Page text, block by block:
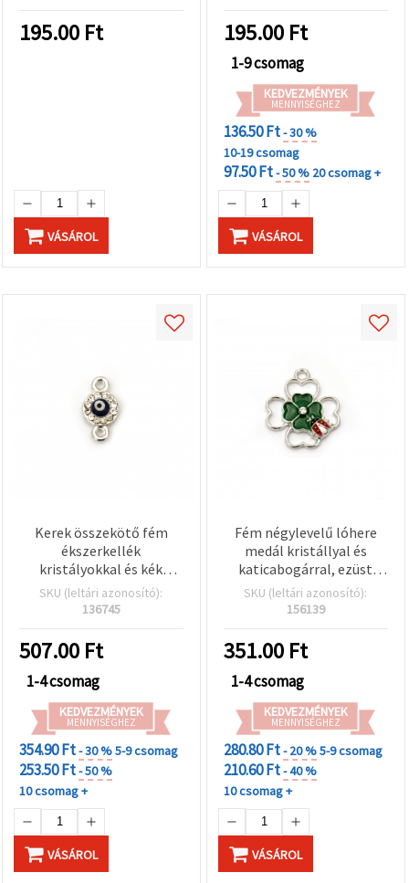
195.00 Ft
VÁSÁROL
195.00 Ft
1-9 csomag
KEDVEZMÉNYEK
MENNYISÉGHEZ
136.50 Ft- 30 %
10-19 csomag
97.50 Ft- 50 % 20 csomag +
VÁSÁROL
Kerek összekötő fém
ékszerkellék
kristályokkal és kék
Gonosz Szem (Evil Eye)
díszítéssel, ezüst színű,
mm - 5 db
SKU (leltári azonosító):
136745
507.00 Ft
1-4 csomag
KEDVEZMÉNYEK
MENNYISÉGHEZ
354.90 Ft- 30 %5-9 csomag
253.50 Ft- 50 %
10 csomag +
VÁSÁROL
Fém négylevelű lóhere
medál kristállyal és
katicabogárral, ezüst
színű, 25×22×3,5 mm, 2
db-os szett – modern
ékszerkészítéshez és
kiegészítőkhöz
SKU (leltári azonosító):
156139
351.00 Ft
1-4 csomag
KEDVEZMÉNYEK
MENNYISÉGHEZ
280.80 Ft- 20 %5-9 csomag
210.60 Ft- 40 %
10 csomag +
VÁSÁROL